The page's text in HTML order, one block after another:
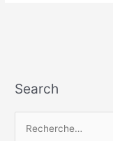
Search